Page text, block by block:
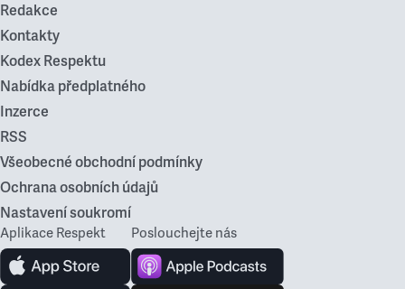
Redakce
Kontakty
Kodex Respektu
Nabídka předplatného
Inzerce
RSS
Všeobecné obchodní podmínky
Ochrana osobních údajů
Nastavení soukromí
Aplikace Respekt Poslouchejte nás